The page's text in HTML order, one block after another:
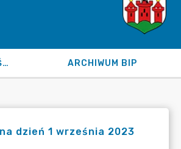
DEKLARACJA DOSTĘPNOŚCI ARCHIWUM BIP
dzień 1 września 2023